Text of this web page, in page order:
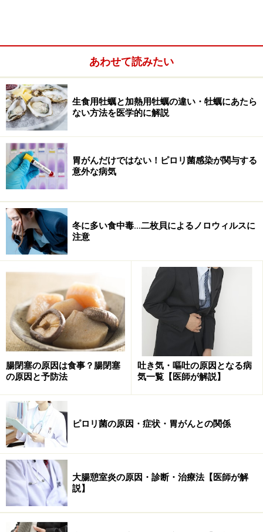
るんです！
乾燥に強く、熱に強く、消毒剤に強い身近な菌は、
納豆菌です。納豆菌の仲間は、和名では一般に枯草
菌と呼ばれています。この菌の仲間のほとんどは無
害ですが、例外があります。それがセレウス菌で
す。
雪印乳業の事件で生乳の品質管理に問題があり、牛
乳を汚染していたのも、この菌です。雪印の牛乳
は、セレウス菌に加えて、黄色ブドウ球菌の毒素
も汚染されていました。
なお納豆菌、セレウス菌の仲間には、さらに恐ろし
い炭疽菌もいます。どれくらい強力な菌かが分かる
はずです。セレウス菌の食中毒は黄色ブドウ球によ
る食中毒と似ています。
食後、30分から数時間後の嘔吐
その後の下痢
あわせて読みたい
生食用牡蠣と加熱用牡蠣の違い・牡蠣にあたら
ない方法を医学的に解説
胃がんだけではない！ピロリ菌感染が関与する
意外な病気
冬に多い食中毒…二枚貝によるノロウィルスに
注意
腸閉塞の原因は食事？腸閉塞
の原因と予防法
吐き気・嘔吐の原因となる病
気一覧【医師が解説】
ピロリ菌の原因・症状・胃がんとの関係
大腸憩室炎の原因・診断・治療法【医師が解
説】